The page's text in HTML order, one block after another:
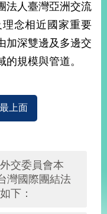
法人臺灣亞洲交流
念相近國家重要
加深雙邊及多邊交
規模與管道。
上面
交委員會本
灣國際團結法
下：